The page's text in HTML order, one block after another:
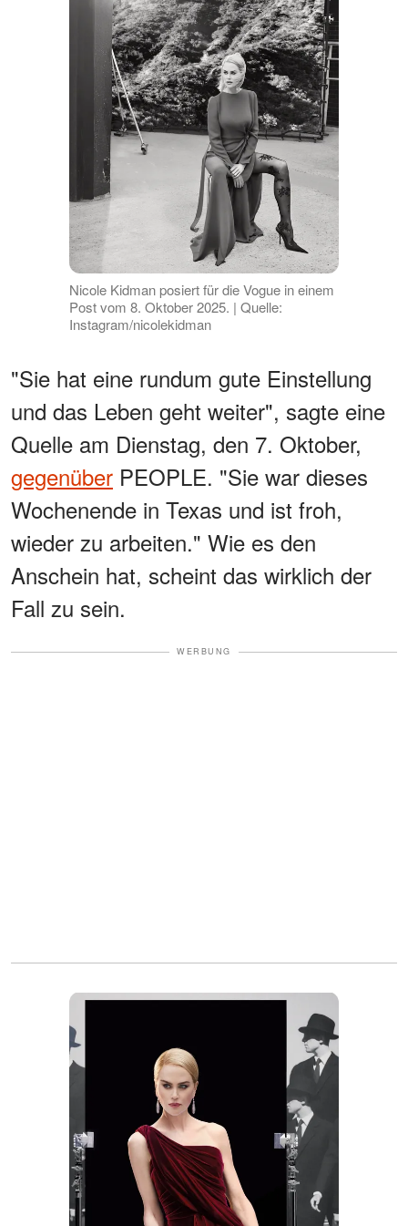
Nicole Kidman posiert für die Vogue in einem
Post vom 8. Oktober 2025. | Quelle:
Instagram/nicolekidman
"Sie hat eine rundum gute Einstellung
und das Leben geht weiter", sagte eine
Quelle am Dienstag, den 7. Oktober,
gegenüber PEOPLE. "Sie war dieses
Wochenende in Texas und ist froh,
wieder zu arbeiten." Wie es den
Anschein hat, scheint das wirklich der
Fall zu sein.
WERBUNG